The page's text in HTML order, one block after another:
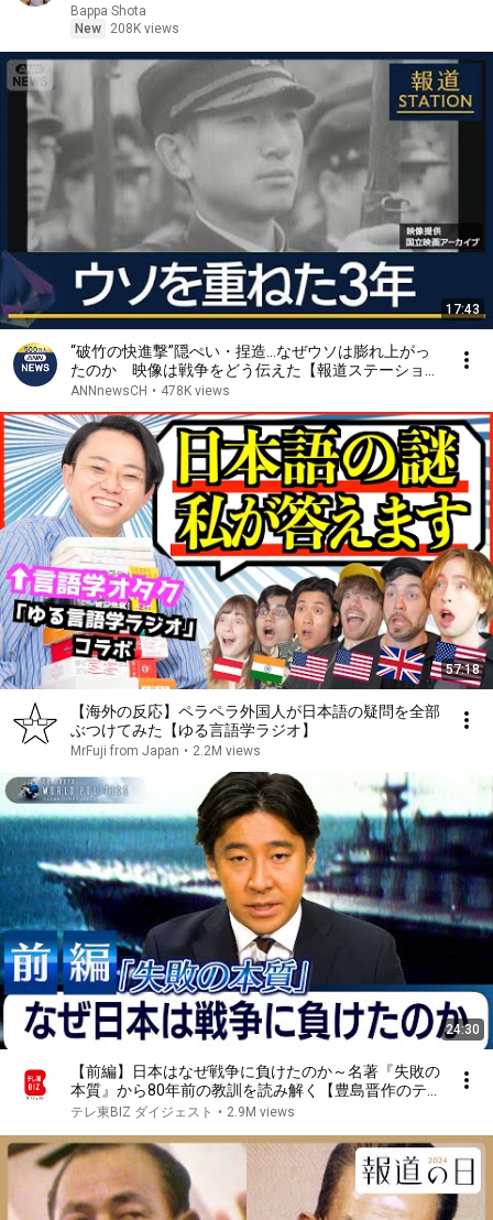
Bappa Shota
New
208K views
17:43
“破竹の快進撃”隠ぺい・捏造…なぜウソは膨れ上がっ
たのか 映像は戦争をどう伝えた【報道ステーショ
ン】(2025年8月15日)
ANNnewsCH • 478K views
57:18
【海外の反応】ペラペラ外国人が日本語の疑問を全部
ぶつけてみた【ゆる言語学ラジオ】
MrFuji from Japan • 2.2M views
24:30
【前編】日本はなぜ戦争に負けたのか～名著『失敗の
本質』から80年前の教訓を読み解く【豊島晋作のテ
レ東ワールドポリティクス】
テレ東BIZ ダイジェスト • 2.9M views